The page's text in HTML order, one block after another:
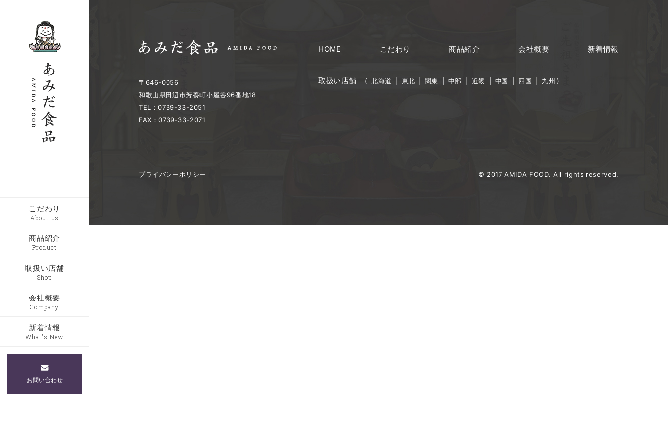
こだわり
About us
商品紹介
Product
取扱い店舗
Shop
会社概要
Company
新着情報
What's New
お問い合わせ
〒646-0056
和歌山県田辺市芳養町小屋谷96番地18
TEL：0739-33-2051
FAX：0739-33-2071
HOME こだわり 商品紹介 会社概要 新着情報
取扱い店舗 ( 北海道 東北 関東 中部 近畿 中国 四国 九州 )
プライバシーポリシー © 2017 AMIDA FOOD. All rights reserved.